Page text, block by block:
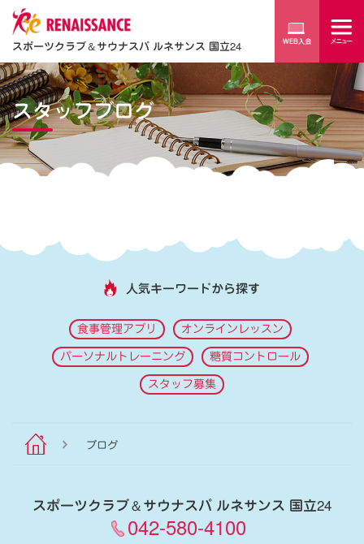
スポーツクラブ＆サウナスパ ルネサンス 国立24
スタッフブログ
人気キーワードから探す
食事管理アプリ オンラインレッスン
パーソナルトレーニング 糖質コントロール
スタッフ募集
ブログ
スポーツクラブ＆サウナスパ ルネサンス 国立24
042-580-4100